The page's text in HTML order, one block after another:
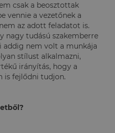
csak a beosztottak
vennie a vezetőnek a
az adott feladatot is.
nagy tudású szakemberre
addig nem volt a munkája
stílust alkalmazni,
irányítás, hogy a
is fejlődni tudjon.